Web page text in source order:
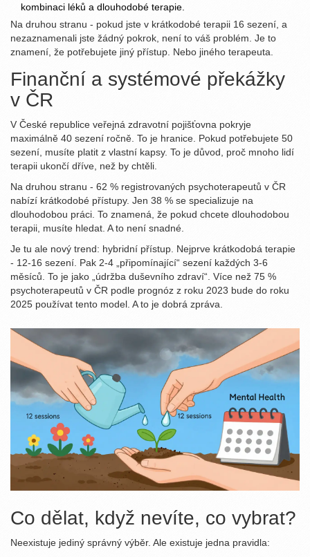
kombinaci léků a dlouhodobé terapie.
Na druhou stranu - pokud jste v krátkodobé terapii 16 sezení, a
nezaznamenali jste žádný pokrok, není to váš problém. Je to
znamení, že potřebujete jiný přístup. Nebo jiného terapeuta.
Finanční a systémové překážky
v ČR
V České republice veřejná zdravotní pojišťovna pokryje
maximálně 40 sezení ročně. To je hranice. Pokud potřebujete 50
sezení, musíte platit z vlastní kapsy. To je důvod, proč mnoho lidí
terapii ukončí dříve, než by chtěli.
Na druhou stranu - 62 % registrovaných psychoterapeutů v ČR
nabízí krátkodobé přístupy. Jen 38 % se specializuje na
dlouhodobou práci. To znamená, že pokud chcete dlouhodobou
terapii, musíte hledat. A to není snadné.
Je tu ale nový trend: hybridní přístup. Nejprve krátkodobá terapie
- 12-16 sezení. Pak 2-4 „připomínající“ sezení každých 3-6
měsíců. To je jako „údržba duševního zdraví“. Více než 75 %
psychoterapeutů v ČR podle prognóz z roku 2023 bude do roku
2025 používat tento model. A to je dobrá zpráva.
Co dělat, když nevíte, co vybrat?
Neexistuje jediný správný výběr. Ale existuje jedna pravidla: